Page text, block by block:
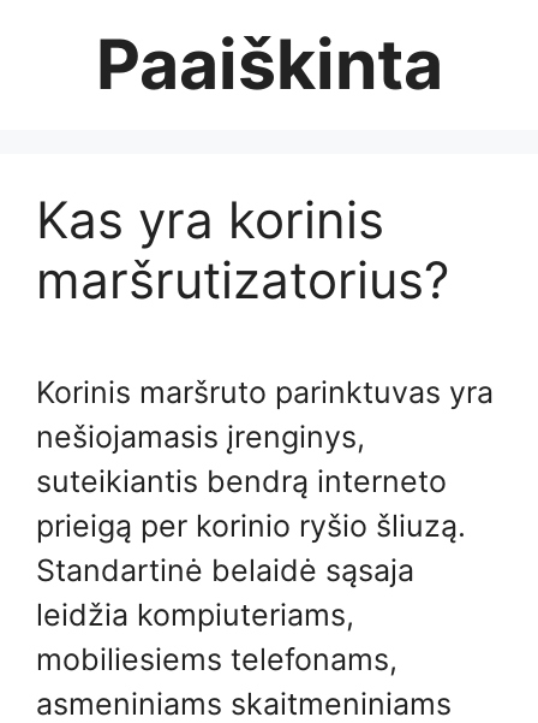
Paaiškinta
Kas yra korinis
maršrutizatorius?
Korinis maršruto parinktuvas yra
nešiojamasis įrenginys,
suteikiantis bendrą interneto
prieigą per korinio ryšio šliuzą.
Standartinė belaidė sąsaja
leidžia kompiuteriams,
mobiliesiems telefonams,
asmeniniams skaitmeniniams